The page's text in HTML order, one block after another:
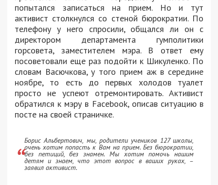
попытался записаться на прием. Но и тут
активист столкнулся со стеной бюрократии. По
телефону у него спросили, общался ли он с
директором департамента гумполитики
горсовета, заместителем мэра. В ответ ему
посоветовали еще раз подойти к Шикуленко. По
словам Васючкова, у того прием аж в середине
ноябре, то есть до первых холодов туалет
просто не успеют отремонтировать. Активист
обратился к мэру в Facebook, описав ситуацию в
посте на своей страничке.
Борис Альбертович, мы, родители учеников 127 школы,
очень хотим попасть к Вам на прием. Без бюрократии,
без петиций, без знамен. Мы хотим помочь нашим
детям и знаем, что этот вопрос в ваших руках, –
заявил активист.